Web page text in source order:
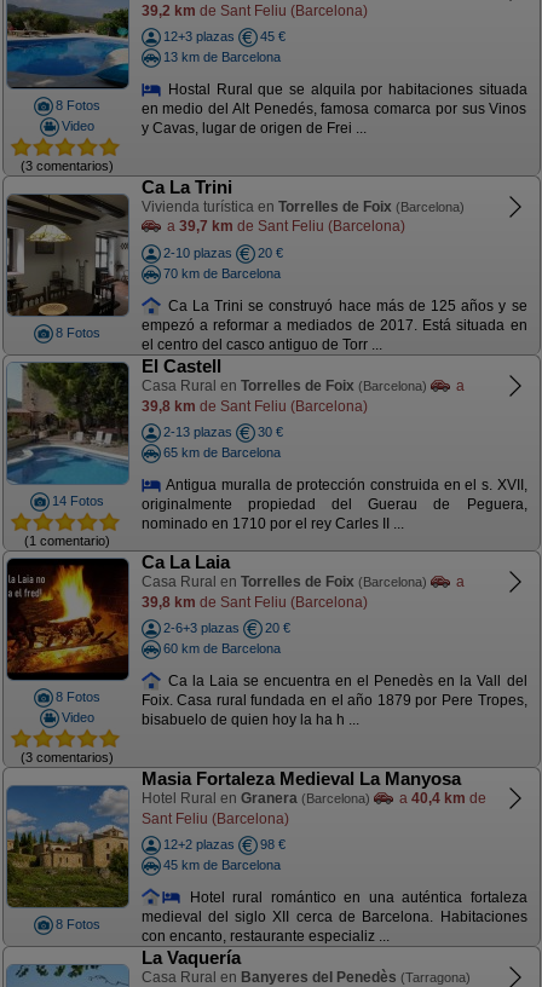
8 Fotos
Video
(3 comentarios)
39,2 km de Sant Feliu (Barcelona)
12+3 plazas
45 €
13 km de Barcelona
Hostal Rural que se alquila por habitaciones situada
en medio del Alt Penedés, famosa comarca por sus Vinos
y Cavas, lugar de origen de Frei ...
8 Fotos
Ca La Trini
Vivienda turística en Torrelles de Foix (Barcelona)
a 39,7 km de Sant Feliu (Barcelona)
2-10 plazas
20 €
70 km de Barcelona
Ca La Trini se construyó hace más de 125 años y se
empezó a reformar a mediados de 2017. Está situada en
el centro del casco antiguo de Torr ...
14 Fotos
(1 comentario)
El Castell
Casa Rural en Torrelles de Foix (Barcelona)
a
39,8 km de Sant Feliu (Barcelona)
2-13 plazas
30 €
65 km de Barcelona
Antigua muralla de protección construida en el s. XVII,
originalmente propiedad del Guerau de Peguera,
nominado en 1710 por el rey Carles II ...
8 Fotos
Video
(3 comentarios)
Ca La Laia
Casa Rural en Torrelles de Foix (Barcelona)
a
39,8 km de Sant Feliu (Barcelona)
2-6+3 plazas
20 €
60 km de Barcelona
Ca la Laia se encuentra en el Penedès en la Vall del
Foix. Casa rural fundada en el año 1879 por Pere Tropes,
bisabuelo de quien hoy la ha h ...
8 Fotos
Masia Fortaleza Medieval La Manyosa
Hotel Rural en Granera (Barcelona) a 40,4 km de
Sant Feliu (Barcelona)
12+2 plazas
98 €
45 km de Barcelona
Hotel rural romántico en una auténtica fortaleza
medieval del siglo XII cerca de Barcelona. Habitaciones
con encanto, restaurante especializ ...
La Vaquería
Casa Rural en Banyeres del Penedès (Tarragona)